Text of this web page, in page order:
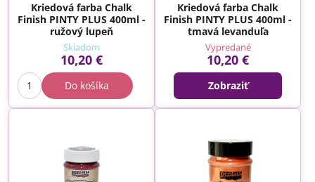
Kriedová farba Chalk
Finish PINTY PLUS 400ml -
ružový lupeň
Skladom
10,20 €
Do košíka
Kriedová farba Chalk
Finish PINTY PLUS 400ml -
tmavá levanduľa
Vypredané
10,20 €
Zobraziť